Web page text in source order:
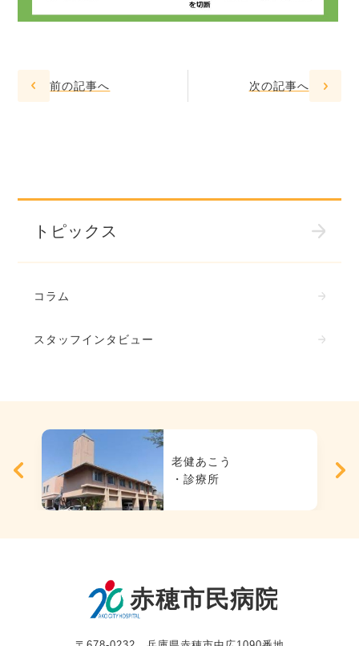
トピックス
コラム
スタッフインタビュー
前の記事へ 次の記事へ
老健あこう
・診療所